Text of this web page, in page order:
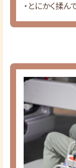
・とにかく揉ん